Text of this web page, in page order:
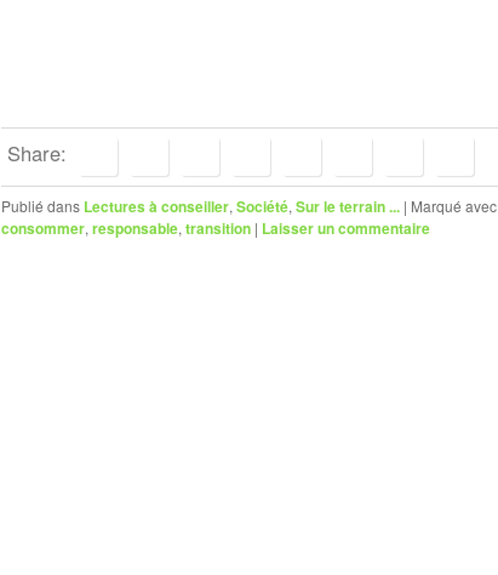
Share:
Publié dans Lectures à conseiller, Société, Sur le terrain ... | Marqué avec
consommer, responsable, transition | Laisser un commentaire